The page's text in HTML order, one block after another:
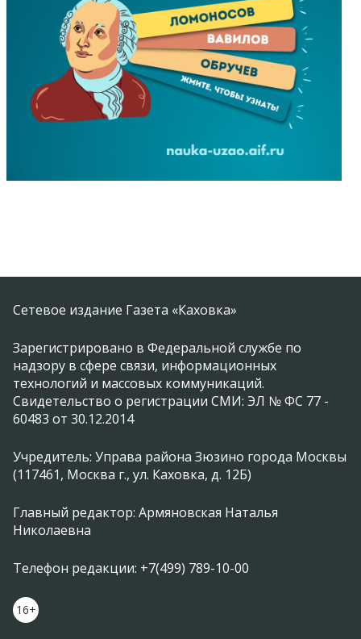
Сетевое издание Газета «Каховка»
Зарегистрировано в Федеральной службе по
надзору в сфере связи, информационных
технологий и массовых коммуникаций.
Свидетельство о регистрации СМИ: ЭЛ № ФС 77 -
60483 от 30.12.2014
Учредитель: Управа района Зюзино города Москвы
(117461, Москва г., ул. Каховка, д. 12Б)
Главный редактор: Армяновская Наталья
Николаевна
Телефон редакции: +7(499) 789-10-00
16+